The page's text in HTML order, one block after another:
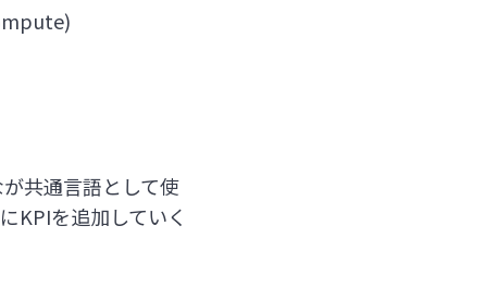
共通言語として使
KPIを追加していく